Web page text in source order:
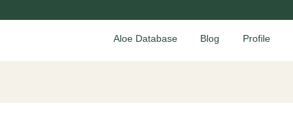
Aloe Database Blog Profile